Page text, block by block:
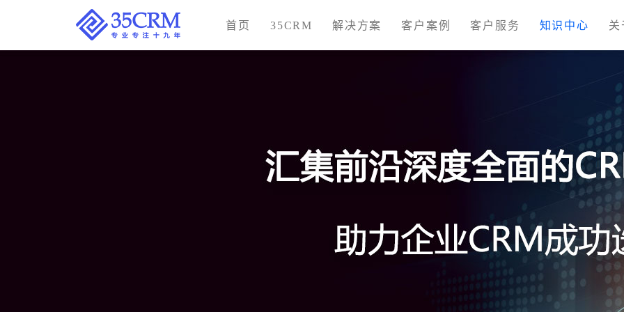
首页 35CRM 解决方案 客户案例 客户服务 知识中心 关